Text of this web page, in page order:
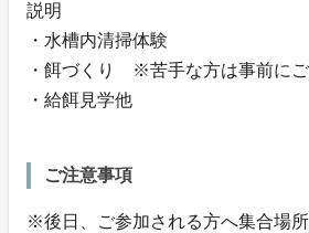
説明
・水槽内清掃体験
・餌づくり ※苦手な方は事前に
・給餌見学他
ご注意事項
※後日、ご参加される方へ集合場